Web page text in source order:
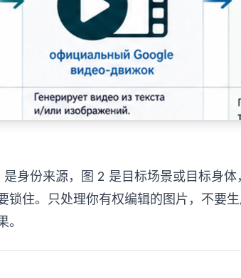
身份来源，图 2 是目标场景或目标身体
锁住。只处理你有权编辑的图片，不要